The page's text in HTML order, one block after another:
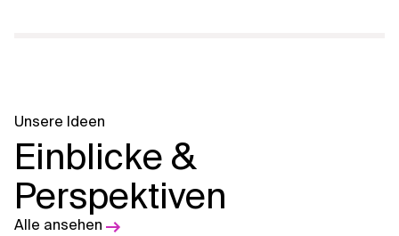
Unsere Ideen
Einblicke &
Perspektiven
Alle ansehen